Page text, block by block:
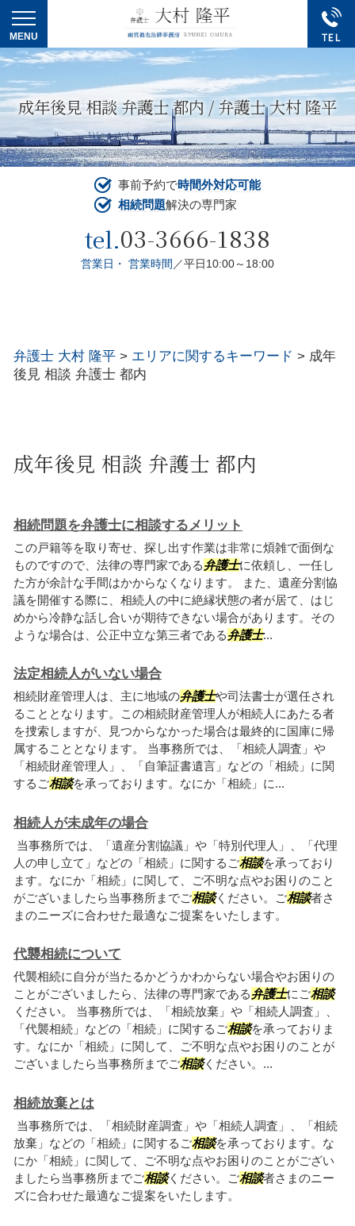
成年後見 相談 弁護士 都内 / 弁護士 大村 隆平
事前予約で時間外対応可能
相続問題解決の専門家
tel.03-3666-1838
営業日・ 営業時間 ／平日10:00～18:00
弁護士 大村 隆平 > エリアに関するキーワード > 成年
後見 相談 弁護士 都内
成年後見 相談 弁護士 都内
相続問題を弁護士に相談するメリット
この戸籍等を取り寄せ、探し出す作業は非常に煩雑で面倒な
ものですので、法律の専門家である弁護士に依頼し、一任し
た方が余計な手間はかからなくなります。 また、遺産分割協
議を開催する際に、相続人の中に絶縁状態の者が居て、はじ
めから冷静な話し合いが期待できない場合があります。その
ような場合は、公正中立な第三者である弁護士...
法定相続人がいない場合
相続財産管理人は、主に地域の弁護士や司法書士が選任され
ることとなります。この相続財産管理人が相続人にあたる者
を捜索しますが、見つからなかった場合は最終的に国庫に帰
属することとなります。 当事務所では、「相続人調査」や
「相続財産管理人」、「自筆証書遺言」などの「相続」に関
するご相談を承っております。なにか「相続」に...
相続人が未成年の場合
当事務所では、「遺産分割協議」や「特別代理人」、「代理
人の申し立て」などの「相続」に関するご相談を承っており
ます。なにか「相続」に関して、ご不明な点やお困りのこと
がございましたら当事務所までご相談ください。ご相談者さ
まのニーズに合わせた最適なご提案をいたします。
代襲相続について
代襲相続に自分が当たるかどうかわからない場合やお困りの
ことがございましたら、法律の専門家である弁護士にご相談
ください。 当事務所では、「相続放棄」や「相続人調査」、
「代襲相続」などの「相続」に関するご相談を承っておりま
す。なにか「相続」に関して、ご不明な点やお困りのことが
ございましたら当事務所までご相談ください。...
相続放棄とは
当事務所では、「相続財産調査」や「相続人調査」、「相続
放棄」などの「相続」に関するご相談を承っております。な
にか「相続」に関して、ご不明な点やお困りのことがござい
ましたら当事務所までご相談ください。ご相談者さまのニー
ズに合わせた最適なご提案をいたします。